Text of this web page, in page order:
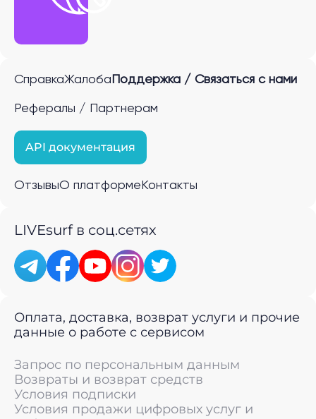
СправкаЖалоба Поддержка / Связаться с нами
Рефералы / Партнерам
API документация
ОтзывыО платформе Контакты
LIVEsurf в соц.сетях
Оплата, доставка, возврат услуги и прочие
данные о работе с сервисом
Запрос по персональным данным
Возвраты и возврат средств
Условия подписки
Условия продажи цифровых услуг и